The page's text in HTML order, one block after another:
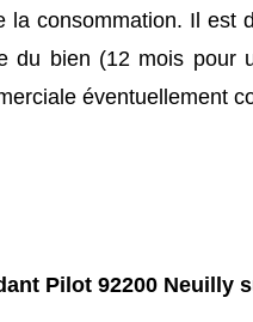
la consommation. Il
bien (12 mois pour
éventuellement
Pilot 92200 Neuilly